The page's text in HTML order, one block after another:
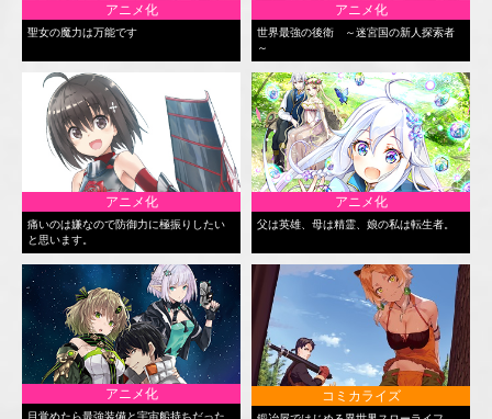
アニメ化
聖女の魔力は万能です
アニメ化
世界最強の後衛 ～迷宮国の新人探索者
～
アニメ化
痛いのは嫌なので防御力に極振りしたい
と思います。
アニメ化
父は英雄、母は精霊、娘の私は転生者。
アニメ化
目覚めたら最強装備と宇宙船持ちだった
コミカライズ